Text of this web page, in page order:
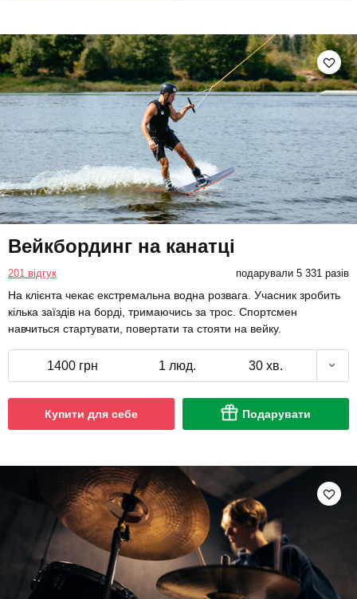
Вейкбординг на канатці
201 відгук подарували 5 331 разів
На клієнта чекає екстремальна водна розвага. Учасник зробить
кілька заїздів на борді, тримаючись за трос. Спортсмен
навчиться стартувати, повертати та стояти на вейку.
1400 грн 1 люд. 30 хв.
Купити для себе Подарувати